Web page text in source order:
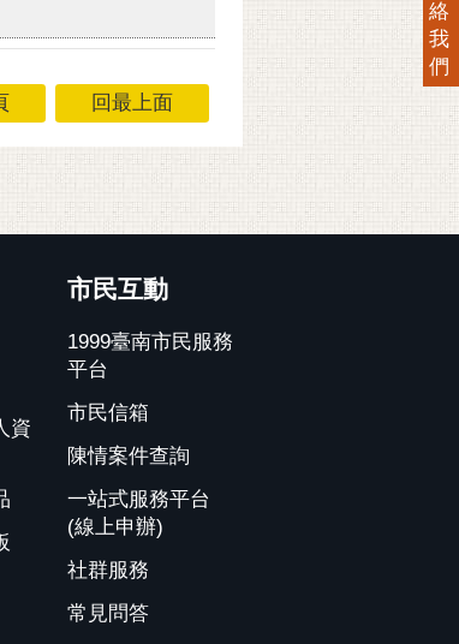
回最上面
資
市民互動
1999臺南市民服務
平台
市民信箱
陳情案件查詢
一站式服務平台
(線上申辦)
社群服務
常見問答
絡
我
們